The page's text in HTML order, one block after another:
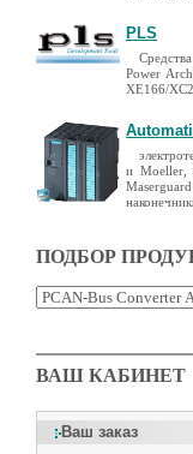
PLS
Power
XE166/
и Moeller,
ПОДБОР
ВАШ КАБИНЕТ
Ваш заказ